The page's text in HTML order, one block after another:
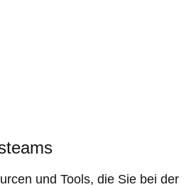
und Tools, die Sie bei der